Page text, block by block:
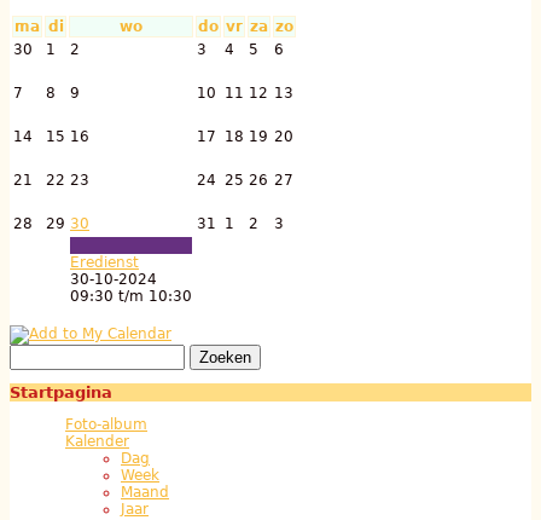
ma di wo do vr za zo
30
1 2 3 4 5 6
7 8 9 10 11 12 13
14 15 16 17 18 19 20
21 22 23 24 25 26 27
28 29 30 31 1 2 3
Eredienst
30-10-2024
09:30 t/m 10:30
Zoekveld
Startpagina
Foto-album
Kalender
Dag
Week
Maand
Jaar